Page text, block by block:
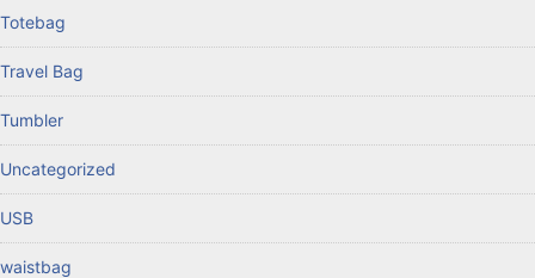
Totebag
Travel Bag
Tumbler
Uncategorized
USB
waistbag